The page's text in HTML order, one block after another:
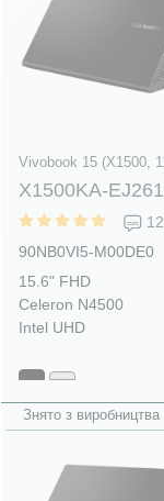
X1500KA-EJ261
12
90NB0VI5-M00DE0
15.6" FHD
Celeron N4500
Intel UHD
Знято з виробництва